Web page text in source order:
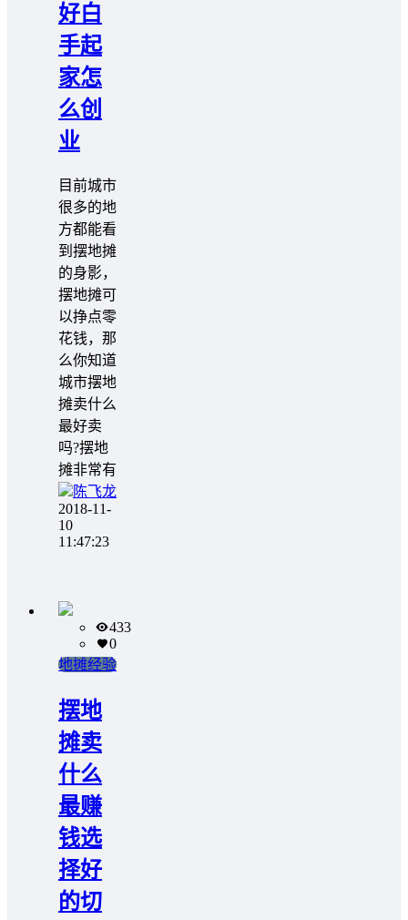
好白
手起
家怎
么创
业
目前城市
很多的地
方都能看
到摆地摊
的身影，
摆地摊可
以挣点零
花钱，那
么你知道
城市摆地
摊卖什么
最好卖
吗?摆地
摊非常有
陈飞龙
2018-11-
10
11:47:23
433
0
地摊经验
摆地
摊卖
什么
最赚
钱选
择好
的切